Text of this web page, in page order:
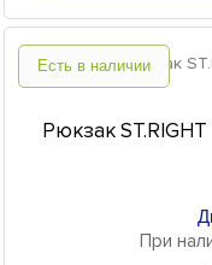
Есть в наличии
Рюкзак
При